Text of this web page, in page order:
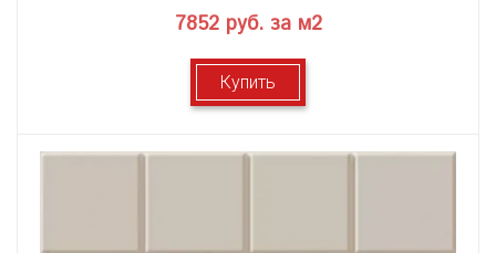
7852 руб. за м2
Купить